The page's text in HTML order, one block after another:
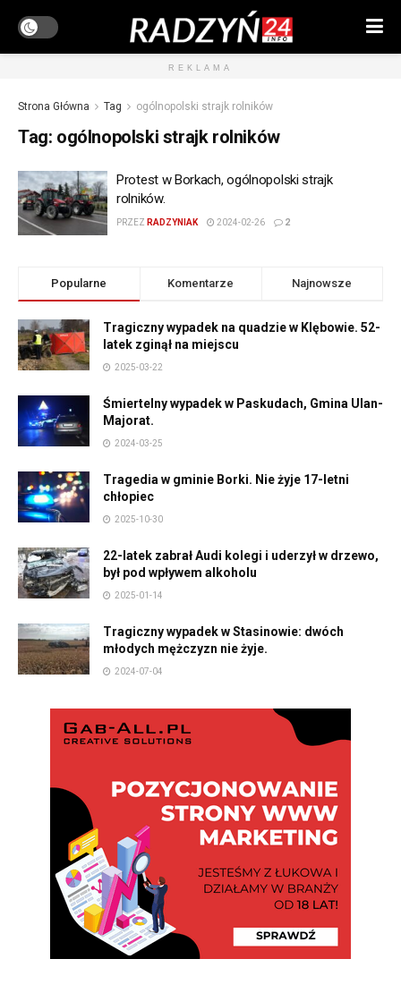
REKLAMA
Strona Główna Tag ogólnopolski strajk rolników
Tag: ogólnopolski strajk rolników
Protest w Borkach, ogólnopolski strajk
rolników.
PRZEZ RADZYNIAK 2024-02-26 2
Popularne Komentarze Najnowsze
Tragiczny wypadek na quadzie w Klębowie. 52-
latek zginął na miejscu
2025-03-22
Śmiertelny wypadek w Paskudach, Gmina Ulan-
Majorat.
2024-03-25
Tragedia w gminie Borki. Nie żyje 17-letni
chłopiec
2025-10-30
22-latek zabrał Audi kolegi i uderzył w drzewo,
był pod wpływem alkoholu
2025-01-14
Tragiczny wypadek w Stasinowie: dwóch
młodych mężczyzn nie żyje.
2024-07-04